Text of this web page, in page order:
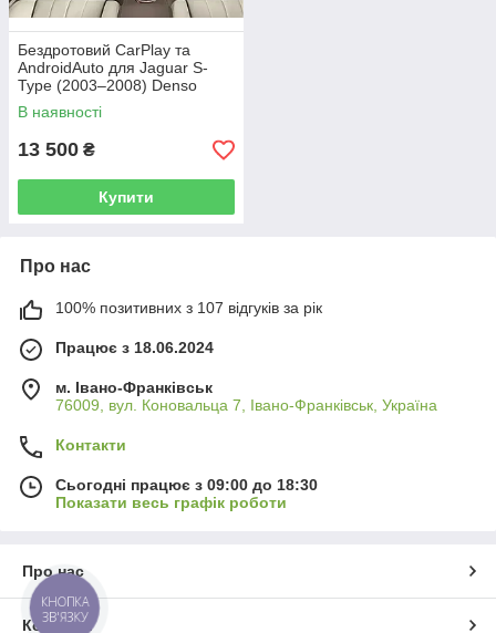
Бездротовий CarPlay та
AndroidAuto для Jaguar S-
Type (2003–2008) Denso
System
В наявності
13 500 ₴
Купити
Про нас
100% позитивних з 107 відгуків за рік
Працює з 18.06.2024
м. Івано-Франківськ
76009, вул. Коновальца 7, Івано-Франківськ, Україна
Контакти
Сьогодні працює з 09:00 до 18:30
Показати весь графік роботи
Про нас
Контакти
КНОПКА
ЗВ'ЯЗКУ